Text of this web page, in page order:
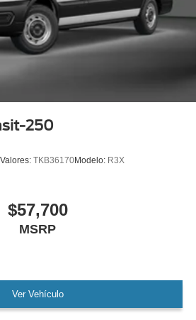
250
Valores: TKB36170Modelo: R3X
$57,700
MSRP
Ver Vehículo